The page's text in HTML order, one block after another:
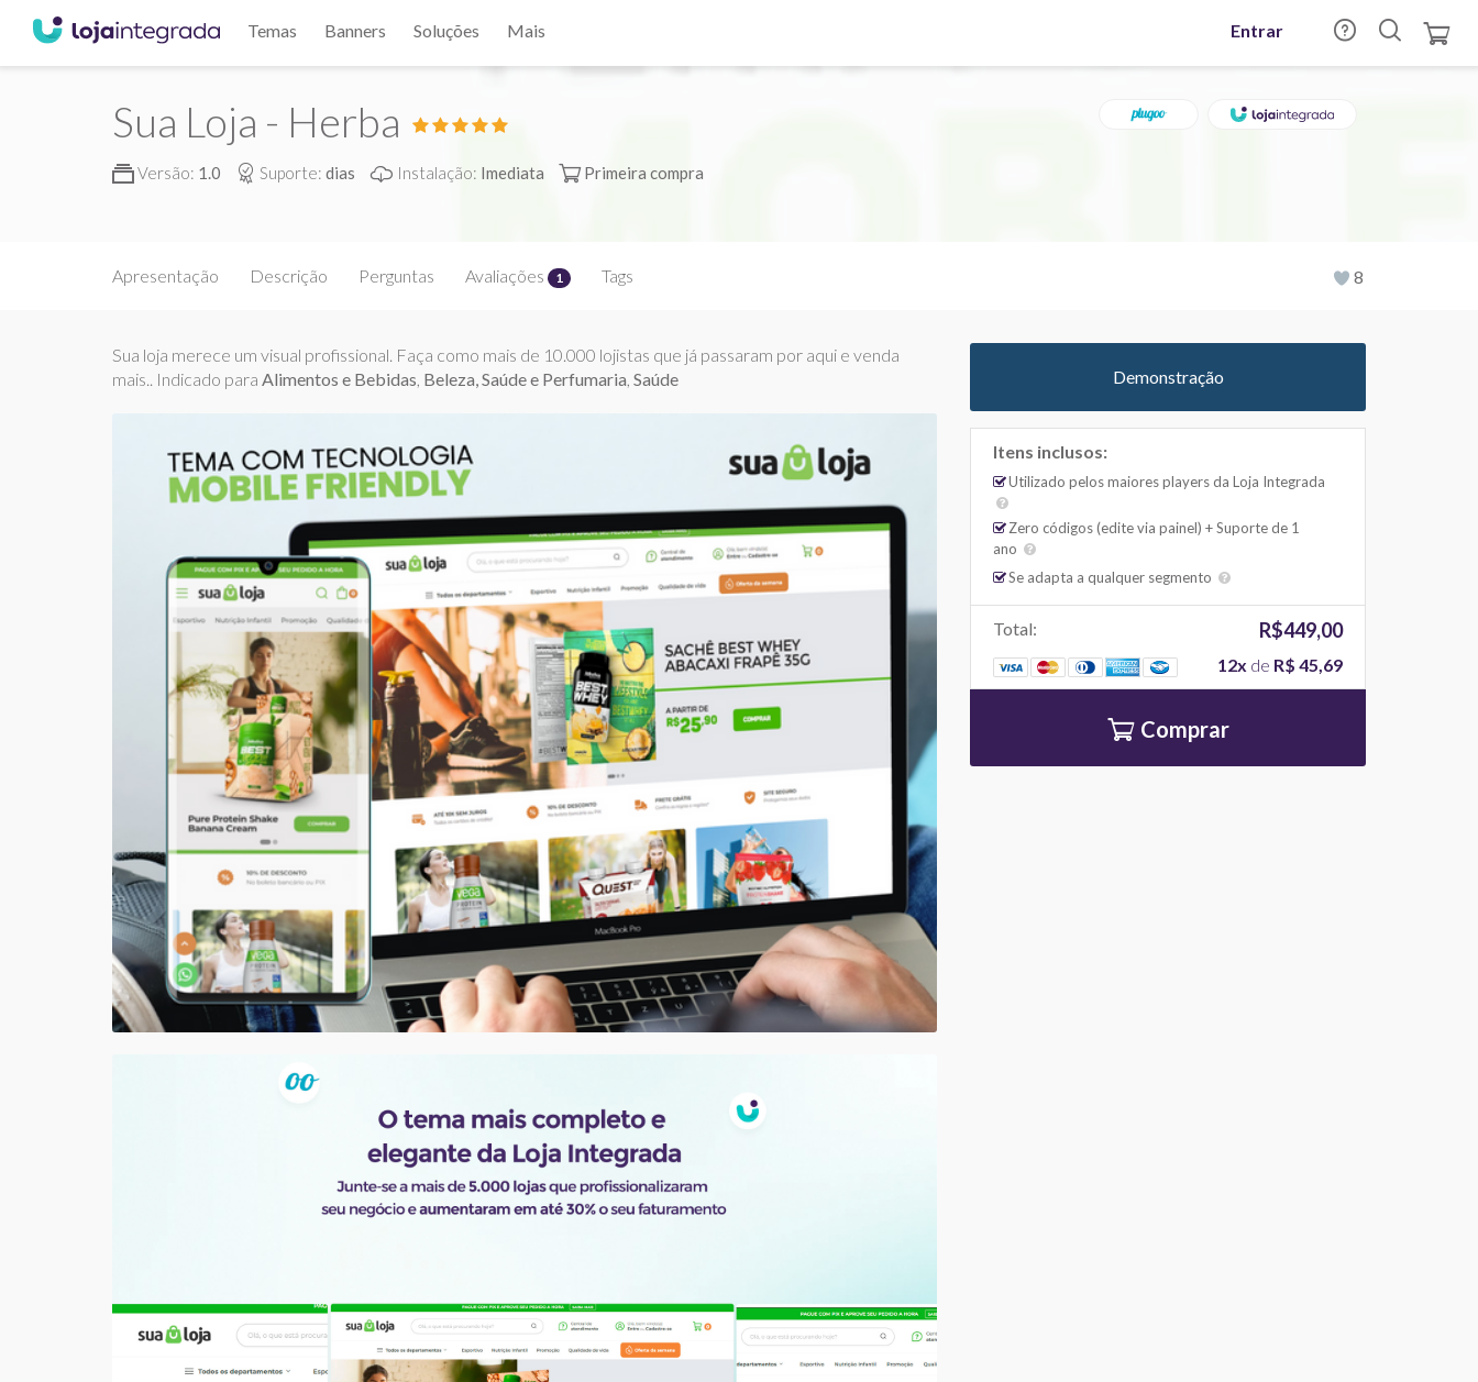
Temas Banners Soluções Mais Entrar
Sua Loja - Herba
Versão: 1.0 Suporte: dias Instalação: Imediata Primeira compra
Apresentação Descrição Perguntas Avaliações 1 Tags 8
Sua loja merece um visual profissional. Faça como mais de 10.000 lojistas que já passaram por aqui e venda
mais.. Indicado para Alimentos e Bebidas, Beleza, Saúde e Perfumaria, Saúde Demonstração
Itens inclusos:
Utilizado pelos maiores players da Loja Integrada
Zero códigos (edite via painel) + Suporte de 1
ano
Se adapta a qualquer segmento
Total: R$449,00
12x de R$ 45,69
Comprar